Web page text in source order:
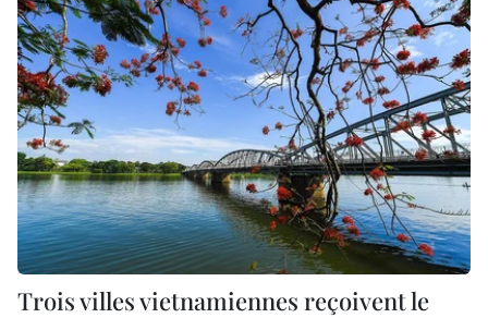
Trois villes vietnamiennes reçoivent le